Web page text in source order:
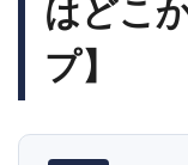
はどこ
プ】